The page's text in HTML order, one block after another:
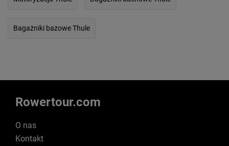
Bagażniki bazowe Thule
Rowertour.com
O nas
Kontakt